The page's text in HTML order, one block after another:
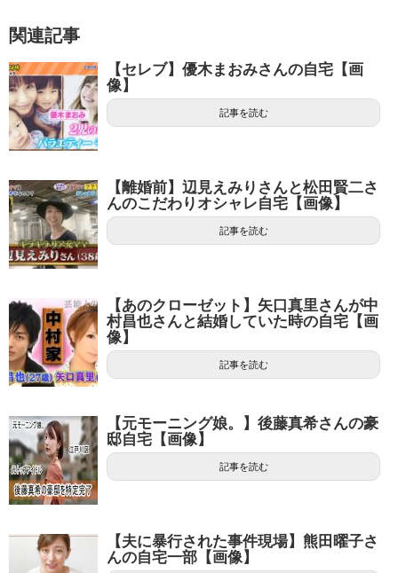
関連記事
【セレブ】優木まおみさんの自宅【画
像】
記事を読む
【離婚前】辺見えみりさんと松田賢二さ
んのこだわりオシャレ自宅【画像】
記事を読む
【あのクローゼット】矢口真里さんが中
村昌也さんと結婚していた時の自宅【画
像】
記事を読む
【元モーニング娘。】後藤真希さんの豪
邸自宅【画像】
記事を読む
【夫に暴行された事件現場】熊田曜子さ
んの自宅一部【画像】